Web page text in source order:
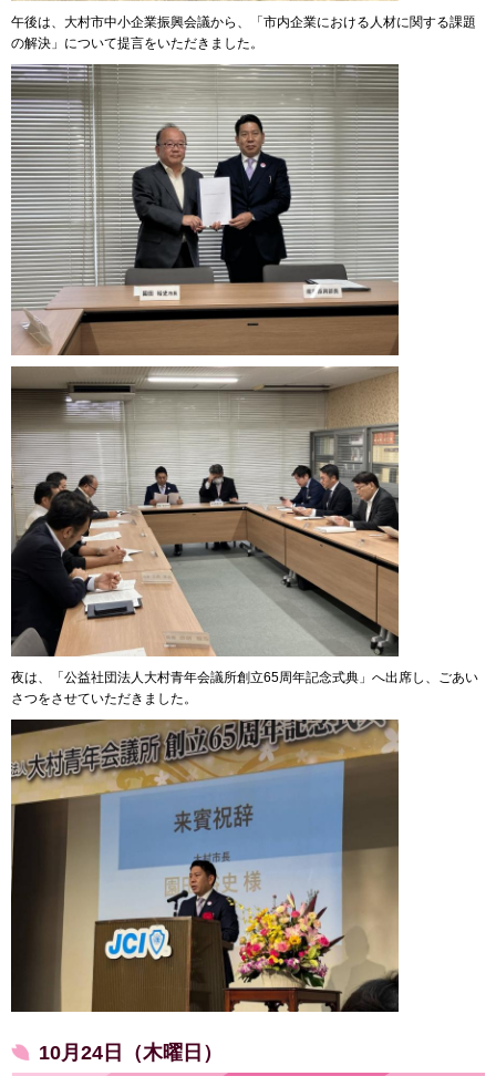
午後は、大村市中小企業振興会議から、「市内企業における人材に関する課題
の解決」について提言をいただきました。
夜は、「公益社団法人大村青年会議所創立65周年記念式典」へ出席し、ごあい
さつをさせていただきました。
10月24日（木曜日）